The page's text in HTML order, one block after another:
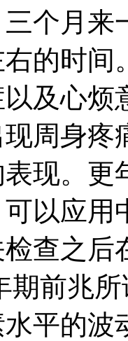
个月
的时间
及心烦
周身疼
现。
以应用
查之后
期前兆
平的波